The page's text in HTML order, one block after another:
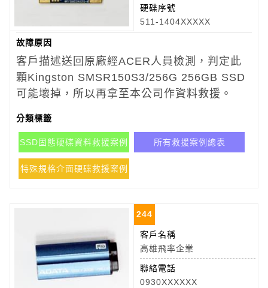
硬碟序號
511-1404XXXXX
故障原因
客戶描述送回原廠經ACER人員檢測，判定此
顆Kingston SMSR150S3/256G 256GB SSD
可能壞掉，所以再拿至本公司作資料救援。
分類標籤
SSD固態硬碟資料救援案例 所有救援案例總表
特殊規格介面硬碟救援案例
244
客戶名稱
高雄飛率企業
聯絡電話
0930XXXXXX